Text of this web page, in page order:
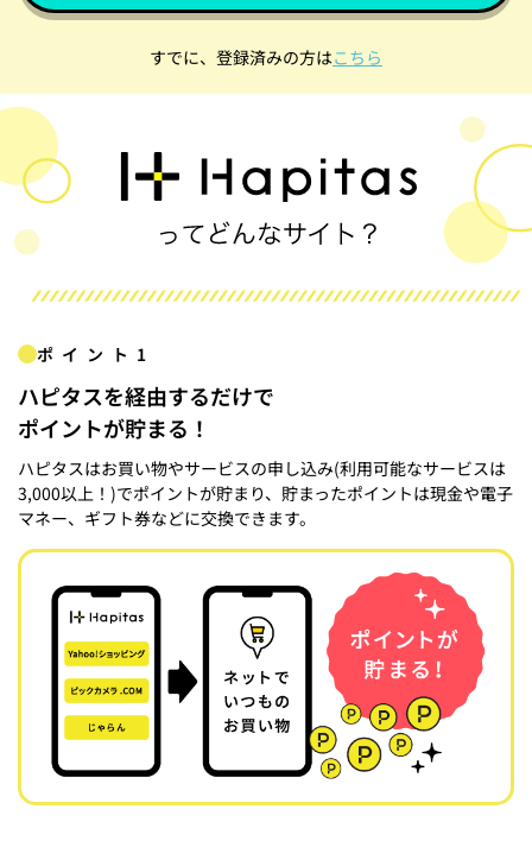
すでに、登録済みの方はこちら
ポイント1
ハピタスを経由するだけで
ポイントが貯まる！
ハピタスはお買い物やサービスの申し込み(利用可能なサービスは
3,000以上！)でポイントが貯まり、貯まったポイントは現金や電子
マネー、ギフト券などに交換できます。